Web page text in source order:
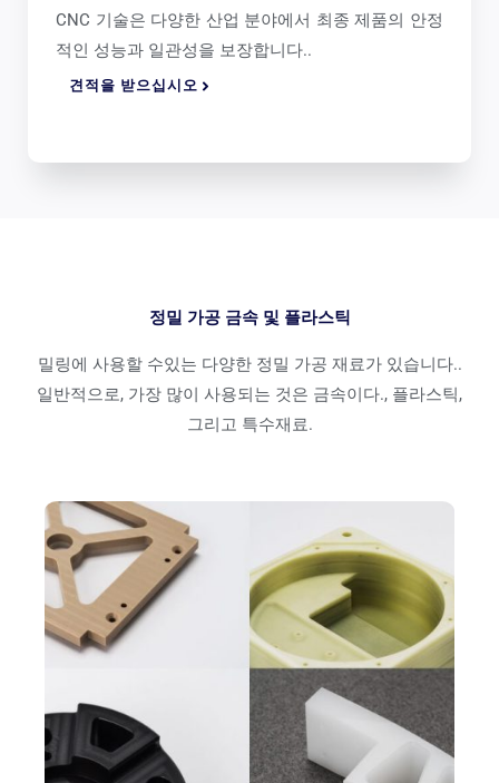
CNC 기술은 다양한 산업 분야에서 최종 제품의 안정
적인 성능과 일관성을 보장합니다..
견적을 받으십시오
정밀 가공 금속 및 플라스틱
밀링에 사용할 수있는 다양한 정밀 가공 재료가 있습니다..
일반적으로, 가장 많이 사용되는 것은 금속이다., 플라스틱,
그리고 특수재료.